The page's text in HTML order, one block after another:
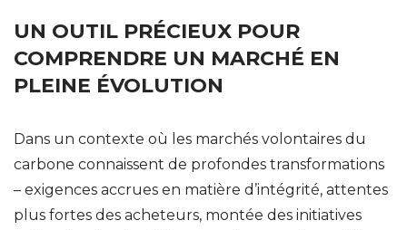
UN OUTIL PRÉCIEUX POUR
COMPRENDRE UN MARCHÉ EN
PLEINE ÉVOLUTION
Dans un contexte où les marchés volontaires du
carbone connaissent de profondes transformations
– exigences accrues en matière d’intégrité, attentes
plus fortes des acheteurs, montée des initiatives